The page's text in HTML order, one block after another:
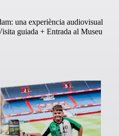
una experiència audiovisual
guiada + Entrada al Museu